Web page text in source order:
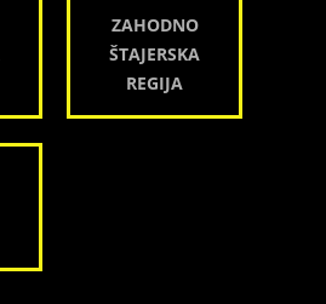
ZAHODNO
ŠTAJERSKA
REGIJA